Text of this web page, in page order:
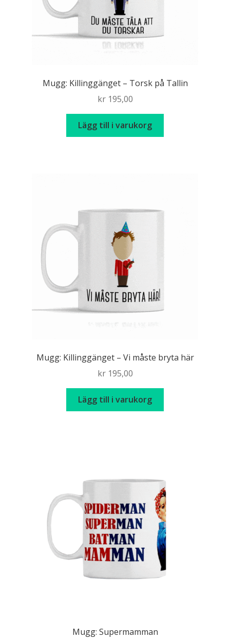
Mugg: Killinggänget – Torsk på Tallin
kr195,00
Lägg till i varukorg
Mugg: Killinggänget – Vi måste bryta här
kr195,00
Lägg till i varukorg
Mugg: Supermamman